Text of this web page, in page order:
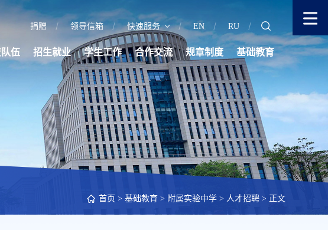
捐赠 领导信箱 快速服务 EN RU
伍 招生就业 学生工作 合作交流 规章制度 基础教育
首页 > 基础教育 > 附属实验中学 > 人才招聘 > 正文